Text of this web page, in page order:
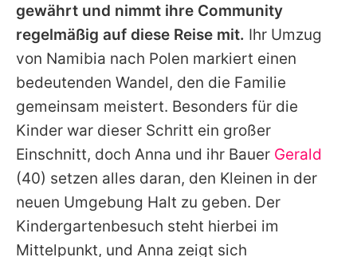
gewährt und nimmt ihre Community
regelmäßig auf diese Reise mit. Ihr Umzug
von Namibia nach Polen markiert einen
bedeutenden Wandel, den die Familie
gemeinsam meistert. Besonders für die
Kinder war dieser Schritt ein großer
Einschnitt, doch Anna und ihr Bauer Gerald
(40) setzen alles daran, den Kleinen in der
neuen Umgebung Halt zu geben. Der
Kindergartenbesuch steht hierbei im
Mittelpunkt, und Anna zeigt sich